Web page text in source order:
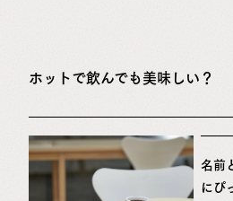
ホットで飲んでも美味しい？
名前
にぴ